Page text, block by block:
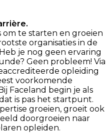
om te starten en groeien
organisaties in de
je nog geen ervaring
Geen probleem! Via
opleiding
voorkomende
Faceland begin je als
is pas het startpunt.
groeien, groeit ook
doorgroeien naar
opleiden.